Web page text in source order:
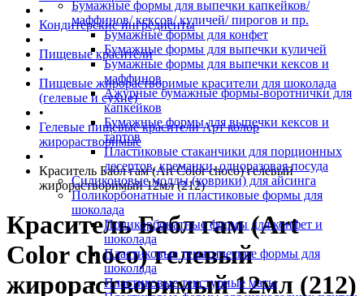
Бумажные формы для выпечки капкейков/
маффинов/ кексов/ куличей/ пирогов и пр.
Бумажные формы для конфет
Бумажные формы для выпечки куличей
Бумажные формы для выпечки кексов и
маффинов
Ажурные бумажные формы-воротнички для
капкейков
Бумажные формы для выпечки кексов и
тартов
Пластиковые стаканчики для порционных
десертов, креманки, одноразовая посуда
Силиконовые молды (коврики) для айсинга
Поликорбонатные и пластиковые формы для
шоколада
Поликорбонатные формы для конфет и
шоколада
Пластиковые тематические формы для
шоколада
Пластиковые текстурные маты
•
Кондитерские ингредиенты
•
Пищевые красители
•
Пищевые жирорастворимые красители для шоколада
(гелевые и сухие)
•
Гелевые пищевые красители Арт колор
жирорастворимые
•
Краситель Бабл гам (Art Color choco) гелевый
жирорастворимый 12мл (212)
Краситель Бабл гам (Art
Color choco) гелевый
жирорастворимый 12мл (212)